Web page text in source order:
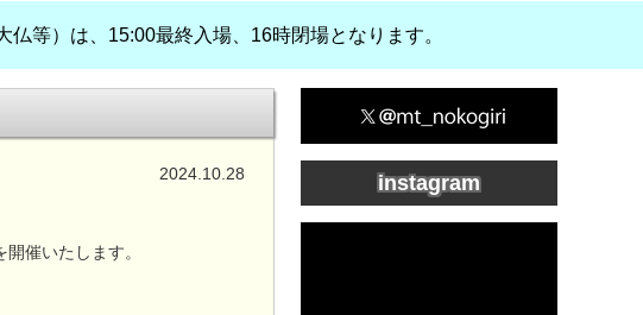
等）は、15:00最終入場、16時閉場となります。
2024.10.28
催いたします。
instagram